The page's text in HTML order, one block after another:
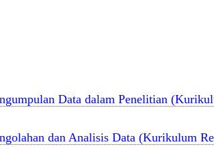
Data dalam Penelitian
dan Analisis Data (Kurikulum